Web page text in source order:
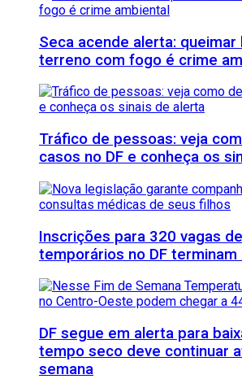
Seca acende alerta: queimar
terreno com fogo é crime
Tráfico de pessoas: veja
casos no DF e conheça os
Inscrições para 320 vagas
temporários no DF
DF segue em alerta para
tempo seco deve continuar
semana